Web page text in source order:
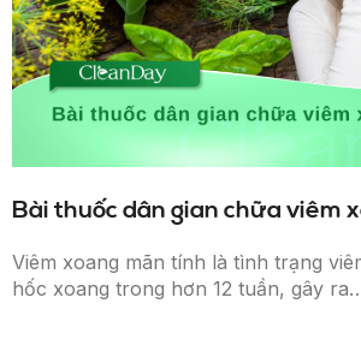
Bài thuốc dân gian chữa viêm
Viêm xoang mãn tính là tình trạng
hốc xoang trong hơn 12 tuần, gây